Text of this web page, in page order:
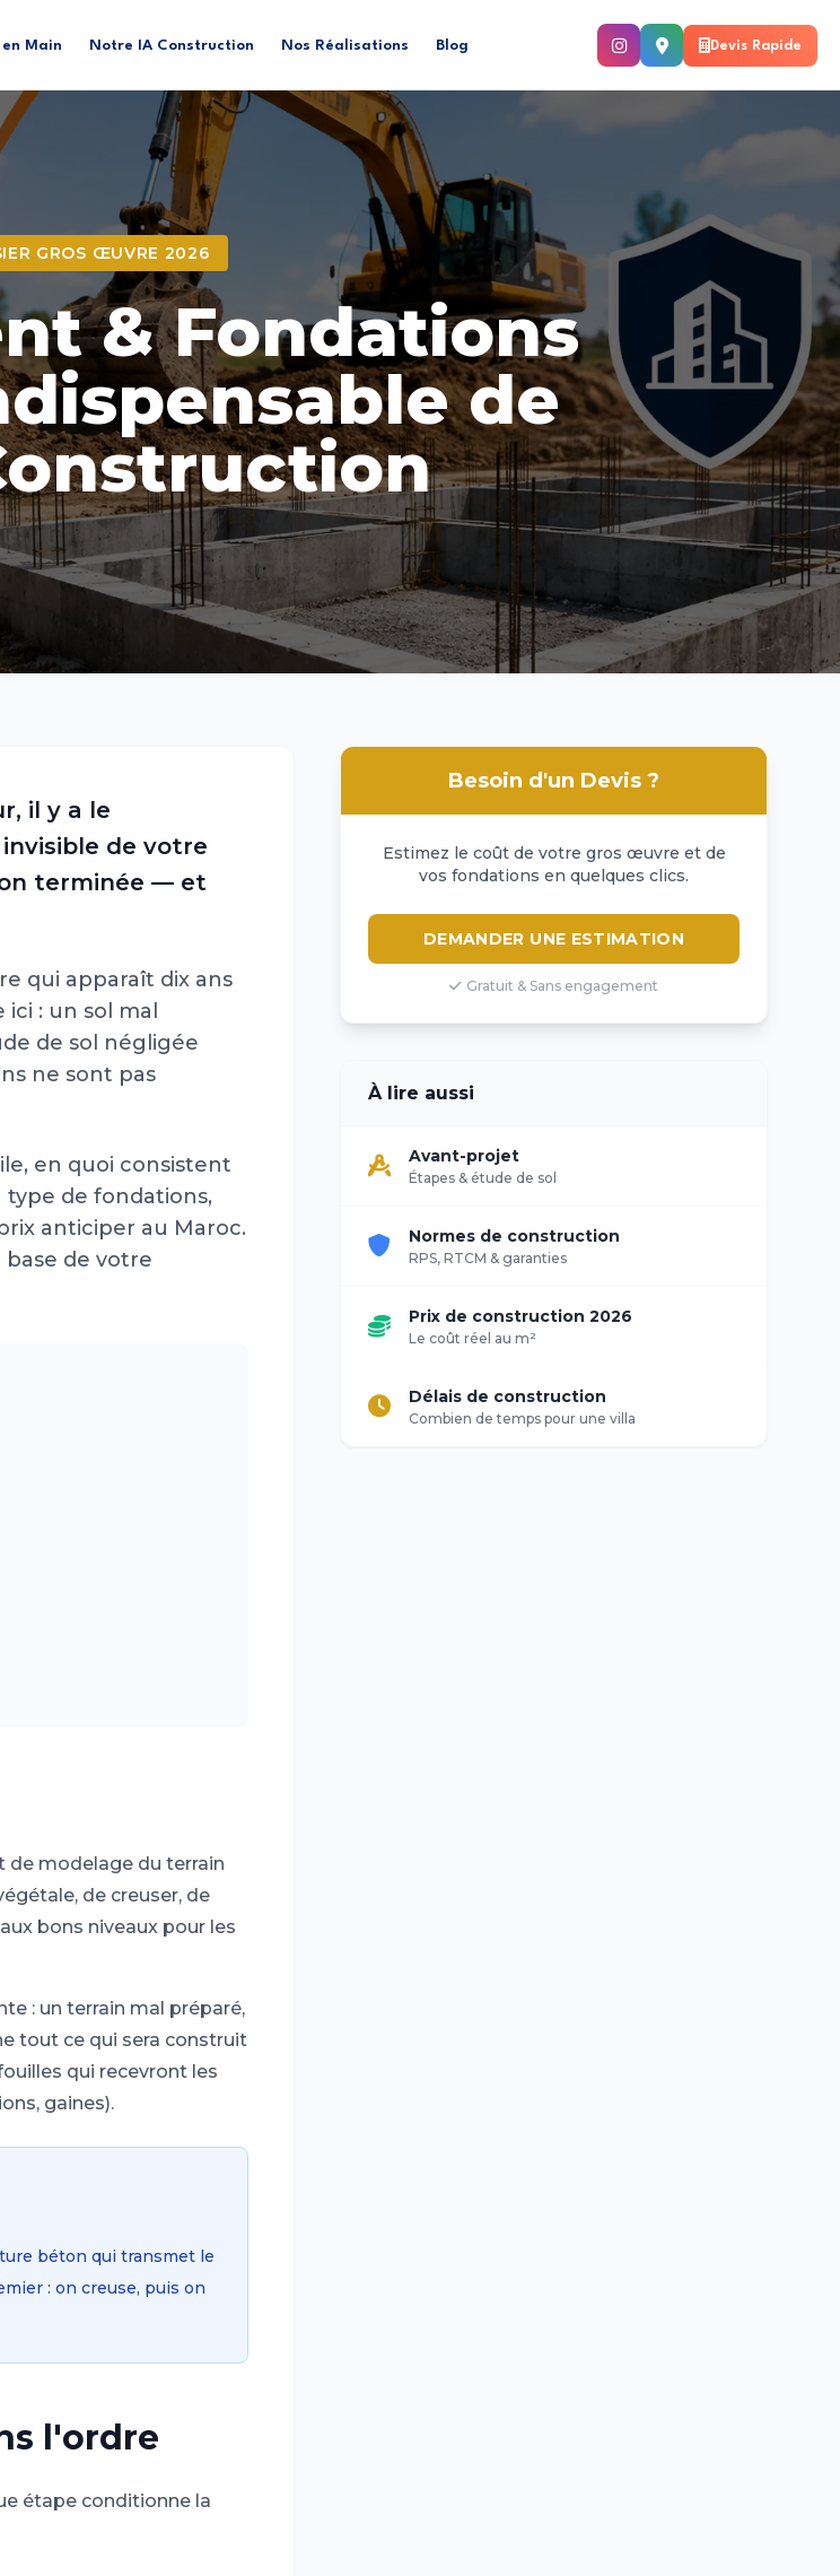
Main Notre IA Construction Nos Réalisations Blog Devis Rapide
GROS ŒUVRE 2026
& Fondations
de
il y a le
de votre
terminée — et
qui apparaît dix ans
: un sol mal
de sol négligée
ne sont pas
en quoi consistent
type de fondations,
anticiper au Maroc.
de votre
de modelage du terrain
de creuser, de
bons niveaux pour les
: un terrain mal préparé,
tout ce qui sera construit
qui recevront les
gaines).
béton qui transmet le
: on creuse, puis on
l'ordre
étape conditionne la
Besoin d'un Devis ?
Estimez le coût de votre gros œuvre et de
vos fondations en quelques clics.
DEMANDER UNE ESTIMATION
Gratuit & Sans engagement
À lire aussi
Avant-projet
Étapes & étude de sol
Normes de construction
RPS, RTCM & garanties
Prix de construction 2026
Le coût réel au m²
Délais de construction
Combien de temps pour une villa